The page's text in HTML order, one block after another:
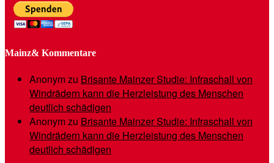
Mainz& Kommentare
Anonymzu Brisante Mainzer Studie: Infraschall von
Windrädern kann die Herzleistung des Menschen
deutlich schädigen
Anonymzu Brisante Mainzer Studie: Infraschall von
Windrädern kann die Herzleistung des Menschen
deutlich schädigen